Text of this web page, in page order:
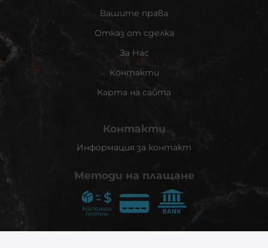
Вашите права
Отказ от сделка
За Нас
Контакти
Карта на сайта
Контакти
Информация за контакт
Методи на плащане